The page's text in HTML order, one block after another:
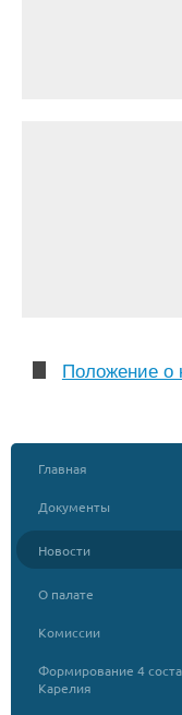
Положение о
Главная
Документы
Новости
О палате
Комиссии
Формирование 4
Карелия